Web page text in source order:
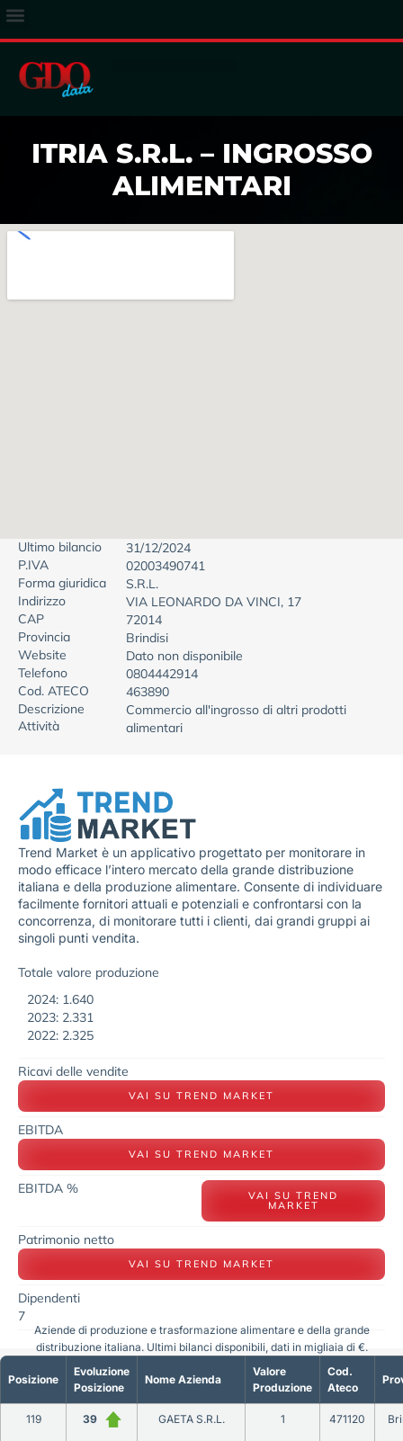
ITRIA S.R.L. – INGROSSO
ALIMENTARI
Ultimo bilancio
31/12/2024
P.IVA
02003490741
Forma giuridica
S.R.L.
Indirizzo
VIA LEONARDO DA VINCI, 17
CAP
72014
Provincia
Brindisi
Website
Dato non disponibile
Telefono
0804442914
Cod. ATECO
463890
Descrizione
Attività
Commercio all'ingrosso di altri prodotti
alimentari
Trend Market è un applicativo progettato per monitorare in
modo efficace l’intero mercato della grande distribuzione
italiana e della produzione alimentare. Consente di individuare
facilmente fornitori attuali e potenziali e confrontarsi con la
concorrenza, di monitorare tutti i clienti, dai grandi gruppi ai
singoli punti vendita.
Totale valore produzione
2024: 1.640
2023: 2.331
2022: 2.325
Ricavi delle vendite
VAI SU TREND MARKET
EBITDA
VAI SU TREND MARKET
EBITDA % VAI SU TREND
MARKET
Patrimonio netto
VAI SU TREND MARKET
Dipendenti
7
Posizione
Evoluzione
Posizione
Nome Azienda
Valore
Produzione
Cod.
Ateco
119 39 GAETA S.R.L. 1 471120
Aziende di produzione e trasformazione alimentare e della grande
distribuzione italiana. Ultimi bilanci disponibili, dati in migliaia di €.